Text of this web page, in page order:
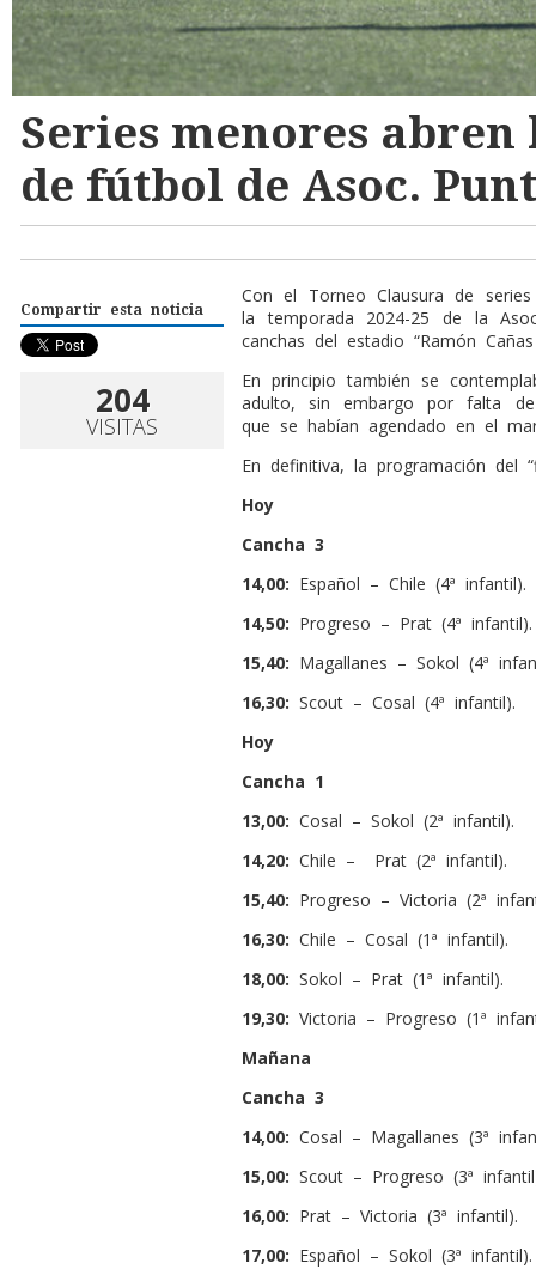
Series menores
de fútbol de Asoc.
Compartir esta noticia
204
VISITAS
Con el Torneo Clausura de
la temporada 2024-25 de la
canchas del estadio “Ramón
En principio también se
adulto, sin embargo por falta
que se habían agendado en el
En definitiva, la programación del
Hoy
Cancha 3
14,00: Español – Chile (4ª infantil).
14,50: Progreso – Prat (4ª infantil).
15,40: Magallanes – Sokol (4ª
16,30: Scout – Cosal (4ª infantil).
Hoy
Cancha 1
13,00: Cosal – Sokol (2ª infantil).
14,20: Chile –
Prat (2ª infantil).
15,40: Progreso – Victoria (2ª
16,30: Chile – Cosal (1ª infantil).
18,00: Sokol – Prat (1ª infantil).
19,30: Victoria – Progreso (1ª
Mañana
Cancha 3
14,00: Cosal – Magallanes (3ª
15,00: Scout – Progreso (3ª
16,00: Prat – Victoria (3ª infantil).
17,00: Español – Sokol (3ª infantil).